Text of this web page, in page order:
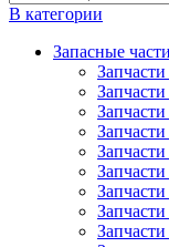
В категории
Запасные
Запчасти
Запчасти